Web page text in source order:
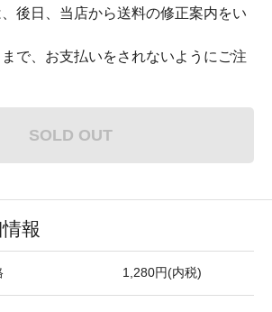
後日、当店から送料の修正案内をい
で、お支払いをされないようにご注
SOLD OUT
報
1,280円(内税)